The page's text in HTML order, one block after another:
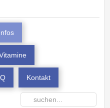
Kontakt